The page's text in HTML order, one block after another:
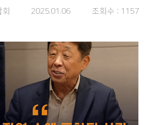
2025.01.06 조회수 : 1157